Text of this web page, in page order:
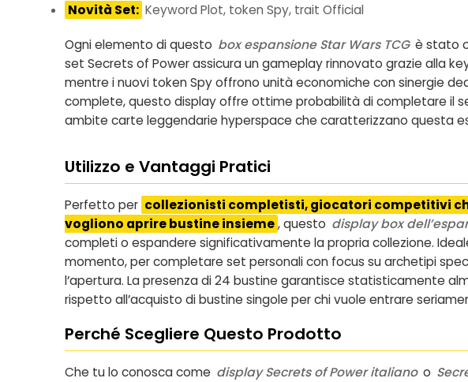
Novità Set: Keyword Plot, token Spy, trait Official
Ogni elemento di questo box espansione Star Wars TCG è stato
set Secrets of Power assicura un gameplay rinnovato grazie alla
mentre i nuovi token Spy offrono unità economiche con sinergie
complete, questo display offre ottime probabilità di completare il
ambite carte leggendarie hyperspace che caratterizzano questa
Utilizzo e Vantaggi Pratici
Perfetto per collezionisti completisti, giocatori competitivi
vogliono aprire bustine insieme, questo display box
completi o espandere significativamente la propria collezione.
momento, per completare set personali con focus su archetipi
l’apertura. La presenza di 24 bustine garantisce statisticamente
rispetto all’acquisto di bustine singole per chi vuole entrare
Perché Scegliere Questo Prodotto
Che tu lo conosca come display Secrets of Power italiano o